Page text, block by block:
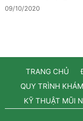
09/10/2020
TRANG CHỦ
QUY TRÌNH
KỸ THUẬT MŨI